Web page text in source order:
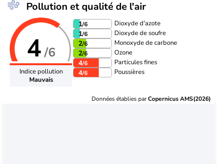
Pollution et qualité de l'air
4/6
Indice pollution
Mauvais
1/6 Dioxyde d'azote
1/6 Dioxyde de soufre
2/6 Monoxyde de carbone
2/6 Ozone
4/6 Particules fines
4/6 Poussières
Données établies parCopernicus AMS(2026)